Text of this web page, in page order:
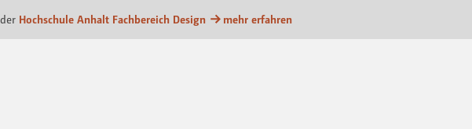
Hochschule Anhalt Fachbereich Design mehr erfahren